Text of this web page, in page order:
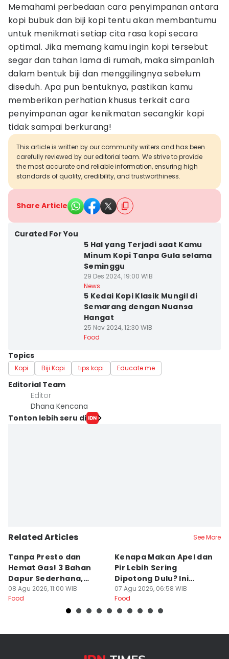
Memahami perbedaan cara penyimpanan antara
kopi bubuk dan biji kopi tentu akan membantumu
untuk menikmati setiap cita rasa kopi secara
optimal. Jika memang kamu ingin kopi tersebut
segar dan tahan lama di rumah, maka simpanlah
dalam bentuk biji dan menggilingnya sebelum
diseduh. Apa pun bentuknya, pastikan kamu
memberikan perhatian khusus terkait cara
penyimpanan agar kenikmatan secangkir kopi
tidak sampai berkurang!
This article is written by our community writers and has been
carefully reviewed by our editorial team. We strive to provide
the most accurate and reliable information, ensuring high
standards of quality, credibility, and trustworthiness.
Share Article
Curated For You
5 Hal yang Terjadi saat Kamu
Minum Kopi Tanpa Gula selama
Seminggu
29 Des 2024, 19:00 WIB
News
5 Kedai Kopi Klasik Mungil di
Semarang dengan Nuansa
Hangat
25 Nov 2024, 12:30 WIB
Food
Topics
Kopi Biji Kopi tips kopi Educate me
Editorial Team
Editor
Dhana Kencana
Tonton lebih seru di
Related Articles See More
Tanpa Presto dan
Hemat Gas! 3 Bahan
Dapur Sederhana,
Daging Sapi Empuk
Dalam 15 Menit
08 Agu 2026, 11:00 WIB
Food
Kenapa Makan Apel dan
Pir Lebih Sering
Dipotong Dulu? Ini
Alasannya
07 Agu 2026, 06:58 WIB
Food